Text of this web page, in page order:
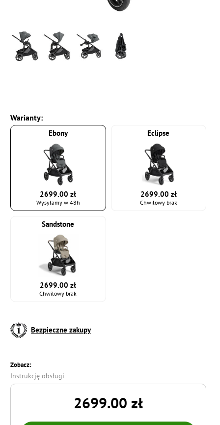
Warianty:
Ebony
2699.00 zł
Wysyłamy w 48h
Eclipse
2699.00 zł
Chwilowy brak
Sandstone
2699.00 zł
Chwilowy brak
Bezpieczne zakupy
Zobacz:
Instrukcję obsługi
2699.00 zł